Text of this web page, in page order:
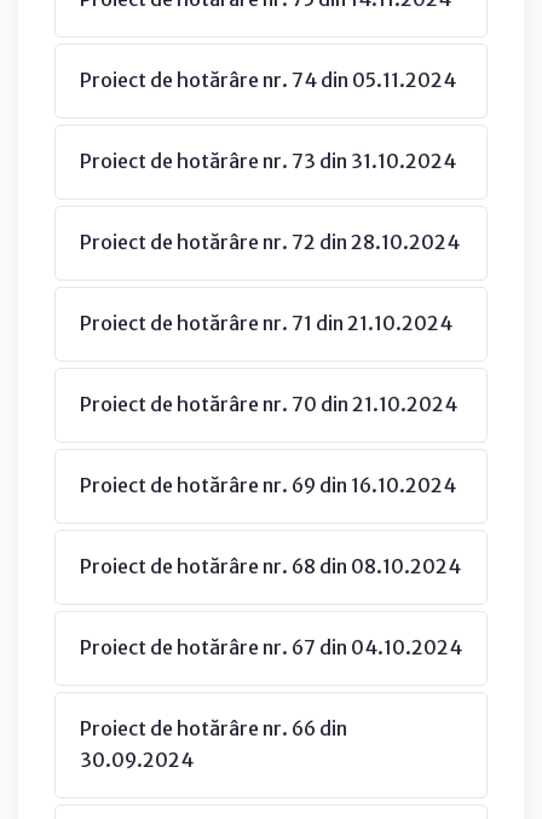
Proiect de hotărâre nr. 74 din 05.11.2024
Proiect de hotărâre nr. 73 din 31.10.2024
Proiect de hotărâre nr. 72 din 28.10.2024
Proiect de hotărâre nr. 71 din 21.10.2024
Proiect de hotărâre nr. 70 din 21.10.2024
Proiect de hotărâre nr. 69 din 16.10.2024
Proiect de hotărâre nr. 68 din 08.10.2024
Proiect de hotărâre nr. 67 din 04.10.2024
Proiect de hotărâre nr. 66 din
30.09.2024